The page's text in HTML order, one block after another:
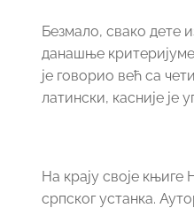
Безмало, свако дете
данашње
је говорио већ са
латински, касније је
На крају своје
српског устанка.